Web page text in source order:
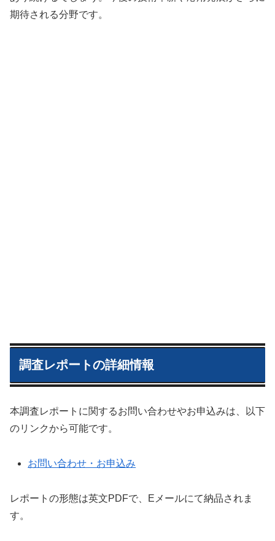
期待される分野です。
調査レポートの詳細情報
本調査レポートに関するお問い合わせやお申込みは、以下
のリンクから可能です。
お問い合わせ・お申込み
レポートの形態は英文PDFで、Eメールにて納品されま
す。